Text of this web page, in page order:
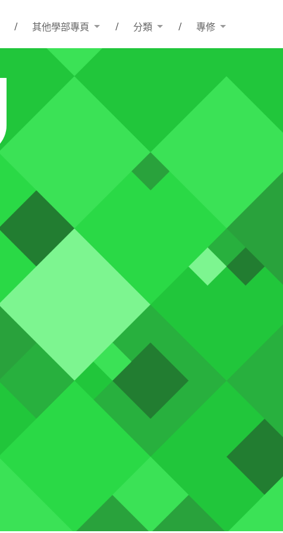
其他學部專頁 分類 專修